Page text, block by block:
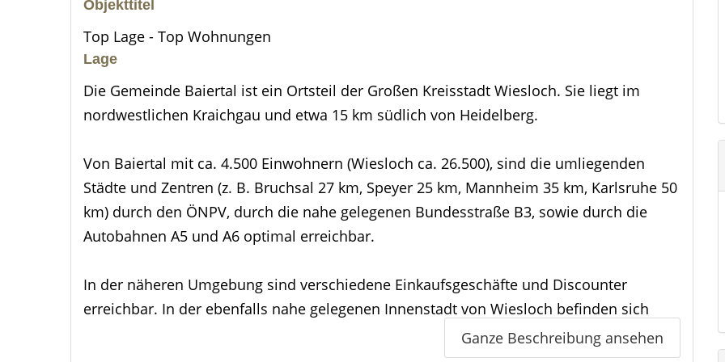
Objekttitel
Top Lage - Top Wohnungen
Lage
Die Gemeinde Baiertal ist ein Ortsteil der Großen Kreisstadt Wiesloch. Sie liegt im
nordwestlichen Kraichgau und etwa 15 km südlich von Heidelberg.
Von Baiertal mit ca. 4.500 Einwohnern (Wiesloch ca. 26.500), sind die umliegenden
Städte und Zentren (z. B. Bruchsal 27 km, Speyer 25 km, Mannheim 35 km, Karlsruhe 50
km) durch den ÖNPV, durch die nahe gelegenen Bundesstraße B3, sowie durch die
Autobahnen A5 und A6 optimal erreichbar.
In der näheren Umgebung sind verschiedene Einkaufsgeschäfte und Discounter
erreichbar. In der ebenfalls nahe gelegenen Innenstadt von Wiesloch befinden sich
Dienstleistungsbetriebe, Ärztehaus und Gastronomiebetriebe.Ganze Beschreibung ansehen